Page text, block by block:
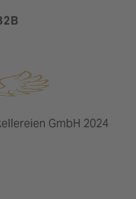
GmbH 2024